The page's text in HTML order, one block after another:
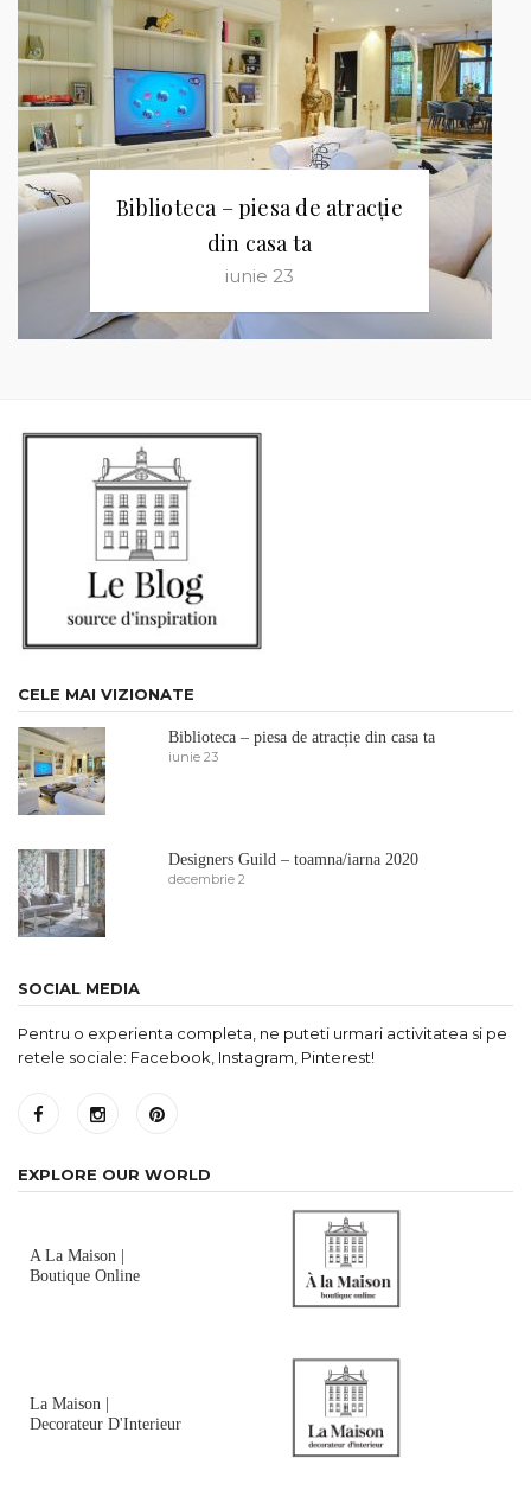
Biblioteca – piesa de atracție
din casa ta
iunie 23
CELE MAI VIZIONATE
Biblioteca – piesa de atracție din casa ta
iunie 23
Designers Guild – toamna/iarna 2020
decembrie 2
SOCIAL MEDIA
Pentru o experienta completa, ne puteti urmari activitatea si pe
retele sociale: Facebook, Instagram, Pinterest!
EXPLORE OUR WORLD
A La Maison |
Boutique Online
La Maison |
Decorateur D'Interieur